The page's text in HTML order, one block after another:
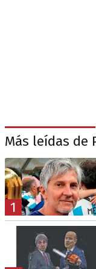
Más leídas de
1